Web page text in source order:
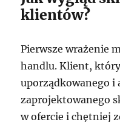
klientów?
Pierwsze wrażenie
handlu. Klient,
uporządkowanego i
zaprojektowanego
w ofercie i chętniej